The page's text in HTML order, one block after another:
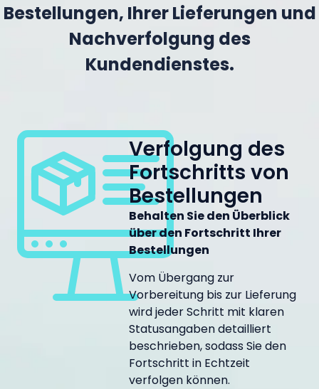
Bestellungen, Ihrer Lieferungen und
Nachverfolgung des
Kundendienstes.
Verfolgung des
Fortschritts von
Bestellungen
Behalten Sie den Überblick
über den Fortschritt Ihrer
Bestellungen
Vom Übergang zur
Vorbereitung bis zur Lieferung
wird jeder Schritt mit klaren
Statusangaben detailliert
beschrieben, sodass Sie den
Fortschritt in Echtzeit
verfolgen können.